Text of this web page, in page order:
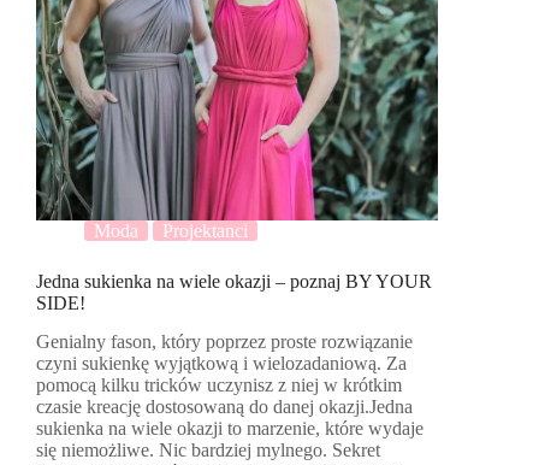
Moda Projektanci
Jedna sukienka na wiele okazji – poznaj BY YOUR
SIDE!
Genialny fason, który poprzez proste rozwiązanie
czyni sukienkę wyjątkową i wielozadaniową. Za
pomocą kilku tricków uczynisz z niej w krótkim
czasie kreację dostosowaną do danej okazji.Jedna
sukienka na wiele okazji to marzenie, które wydaje
się niemożliwe. Nic bardziej mylnego. Sekret